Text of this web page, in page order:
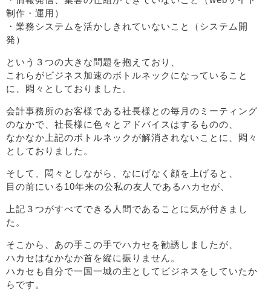
制作・運用）
・業務システムを活かしきれていないこと（システム開
発）
という３つの大きな問題を抱えており、
これらがビジネス加速のボトルネックになっていること
に、悶々としておりました。
会計事務所のお客様である社長様との毎月のミーティング
のなかで、社長様に色々とアドバイスはするものの、
なかなか上記のボトルネックが解消されないことに、悶々
としておりました。
そして、悶々としながら、なにげなく顔を上げると、
目の前にいる10年来の公私の友人であるハカセが、
上記３つがすべてできる人間であることに気が付きまし
た。
そこから、あの手この手でハカセを勧誘しましたが、
ハカセはなかなか首を縦に振りません。
ハカセも自分で一国一城の主としてビジネスをしていたか
らです。